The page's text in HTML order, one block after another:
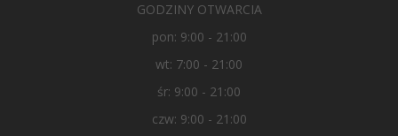
GODZINY OTWARCIA
pon: 9:00 - 21:00
wt: 7:00 - 21:00
śr: 9:00 - 21:00
czw: 9:00 - 21:00